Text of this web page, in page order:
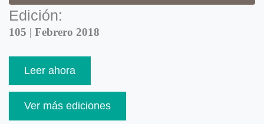
Edición:
105 | Febrero 2018
Leer ahora
Ver más ediciones